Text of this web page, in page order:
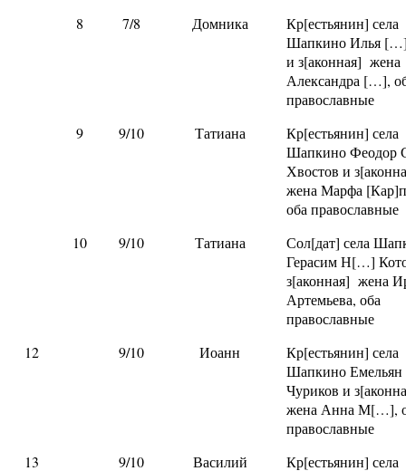
8
7/8 Домника
Кр[естьянин] села
Шапкино Илья
и з[аконная] жена
Александра […],
православные
9
9/10 Татиана
Кр[естьянин] села
Шапкино
Хвостов и
жена Марфа
оба православные
10
9/10 Татиана
Сол[дат] села
Герасим Н[…]
з[аконная] жена
Артемьева, оба
православные
12
9/10 Иоанн
Кр[естьянин] села
Шапкино
Чуриков и
жена Анна М[…],
православные
13
9/10 Василий
Кр[естьянин] села